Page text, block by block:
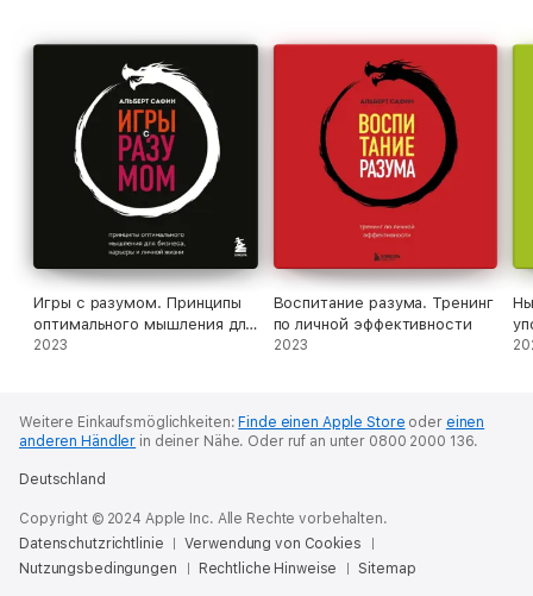
Игры с разумом. Принципы
оптимального мышления для
бизнеса, карьеры и личной
2023
Воспитание разума. Тренинг
по личной эффективности
2023
Weitere Einkaufsmöglichkeiten:Finde einen Apple Store oder einen
anderen Händler in deiner Nähe. Oder ruf an unter 0800 2000 136.
Deutschland
Copyright © 2024 Apple Inc. Alle Rechte vorbehalten.
Datenschutzrichtlinie
Verwendung von Cookies
Nutzungsbedingungen
Rechtliche Hinweise Sitemap